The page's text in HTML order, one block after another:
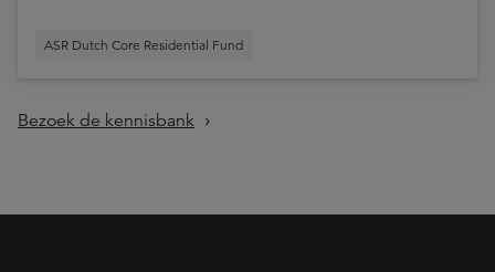
ASR Dutch Core Residential Fund
Bezoek de kennisbank